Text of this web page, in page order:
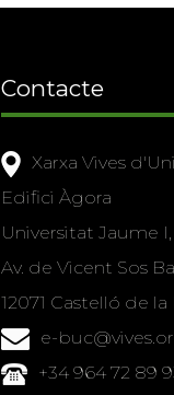
Contacte
Xarxa Vives
Edifici Àgora
Universitat Jaume I,
Av. de Vicent Sos
12071 Castelló de la
e-
+34 964 72 89